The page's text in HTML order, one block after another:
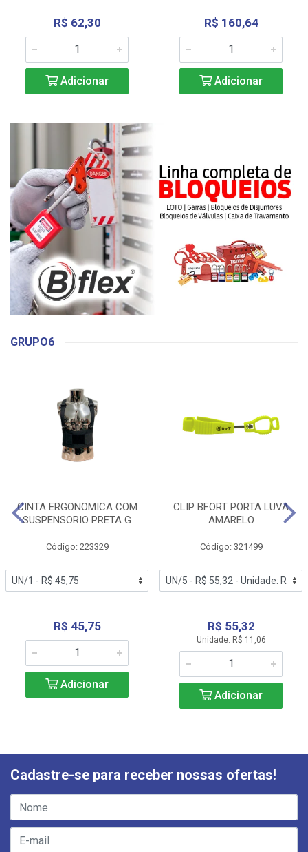
R$ 62,30
Adicionar
R$ 160,64
Adicionar
GRUPO6
CINTA ERGONOMICA COM
SUSPENSORIO PRETA G
Código: 223329
R$ 45,75
Adicionar
CLIP BFORT PORTA LUVA
AMARELO
Código: 321499
R$ 55,32
Unidade: R$ 11,06
Adicionar
Cadastre-se para receber nossas ofertas!